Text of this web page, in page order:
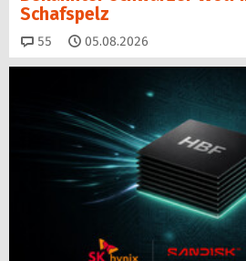
Schafspelz
55 Kommentare
05.08.2026